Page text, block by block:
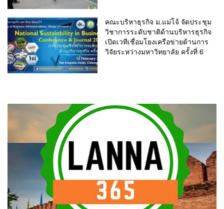
คณะบริหาธุรกิจ ม.แม่โจ้ จัดประชุม
วิชาการระดับชาติด้านบริหารธุรกิจ
เปิดเวทีเชื่อมโยงเครือข่ายด้านการ
วิจัยระหว่างมหาวิทยาลัย ครั้งที่ 6